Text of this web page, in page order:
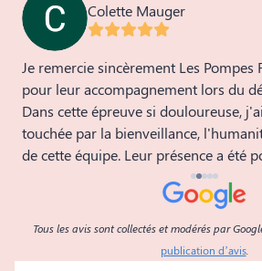
Colette Mauger
Je remercie sincèrement Les Pompes
pour leur accompagnement lors du
Dans cette épreuve si douloureuse,
touchée par la bienveillance,
de cette équipe. Leur présence a été
un véritable soutien, empreint de
Mr et Mme CHALMIN connaissaient
l'avoir accompagné en taxi à ses
et cela a rendu leur accompagnement
humain et rassurant. Tout a été fait
Tous les avis sont collectés et modérés par
publication d’avis.